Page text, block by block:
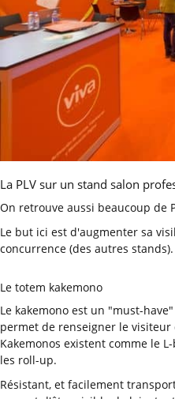
La PLV sur un stand salon
On retrouve aussi beaucoup de
Le but ici est d'augmenter sa
concurrence (des autres stands).
Le totem kakemono
Le kakemono est un "must-
permet de renseigner le
Kakemonos existent comme le
les roll-up.
Résistant, et facilement